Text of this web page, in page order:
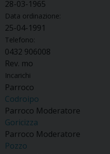
28-03-1965
Data ordinazione:
25-04-1991
Telefono:
0432 906008
Rev. mo
Incarichi
Parroco
Codroipo
Parroco Moderatore
Goricizza
Parroco Moderatore
Pozzo